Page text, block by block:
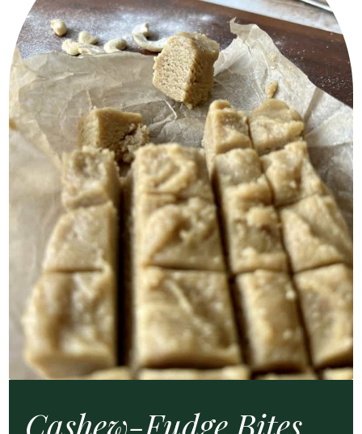
Cas­hew-Fudge Bites